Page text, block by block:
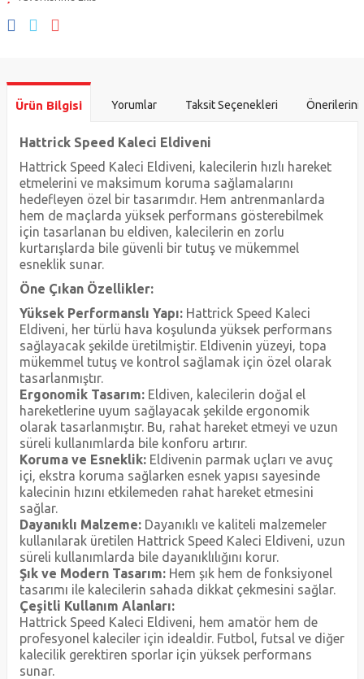
Ürün Bilgisi Yorumlar Taksit Seçenekleri
Hattrick Speed Kaleci Eldiveni
Hattrick Speed Kaleci Eldiveni, kalecilerin hızlı hareket
etmelerini ve maksimum koruma sağlamalarını
hedefleyen özel bir tasarımdır. Hem antrenmanlarda
hem de maçlarda yüksek performans gösterebilmek
için tasarlanan bu eldiven, kalecilerin en zorlu
kurtarışlarda bile güvenli bir tutuş ve mükemmel
esneklik sunar.
Öne Çıkan Özellikler:
Yüksek Performanslı Yapı:Hattrick Speed Kaleci
Eldiveni, her türlü hava koşulunda yüksek performans
sağlayacak şekilde üretilmiştir. Eldivenin yüzeyi, topa
mükemmel tutuş ve kontrol sağlamak için özel olarak
tasarlanmıştır.
Ergonomik Tasarım:Eldiven, kalecilerin doğal el
hareketlerine uyum sağlayacak şekilde ergonomik
olarak tasarlanmıştır. Bu, rahat hareket etmeyi ve uzun
süreli kullanımlarda bile konforu artırır.
Koruma ve Esneklik:Eldivenin parmak uçları ve avuç
içi, ekstra koruma sağlarken esnek yapısı sayesinde
kalecinin hızını etkilemeden rahat hareket etmesini
sağlar.
Dayanıklı Malzeme:Dayanıklı ve kaliteli malzemeler
kullanılarak üretilen Hattrick Speed Kaleci Eldiveni, uzun
süreli kullanımlarda bile dayanıklılığını korur.
Şık ve Modern Tasarım:Hem şık hem de fonksiyonel
tasarımı ile kalecilerin sahada dikkat çekmesini sağlar.
Çeşitli Kullanım Alanları:
Hattrick Speed Kaleci Eldiveni, hem amatör hem de
profesyonel kaleciler için idealdir. Futbol, futsal ve diğer
kalecilik gerektiren sporlar için yüksek performans
sunar.